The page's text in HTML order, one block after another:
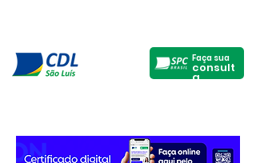
Faça sua
consult
a